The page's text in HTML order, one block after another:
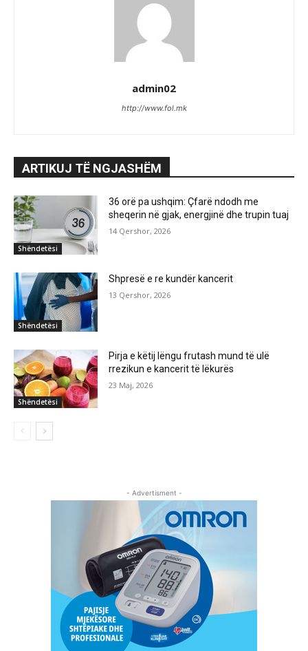
admin02
http://www.fol.mk
ARTIKUJ TË NGJASHËM
Shëndetësi
36 orë pa ushqim: Çfarë ndodh me
sheqerin në gjak, energjinë dhe trupin tuaj
14 Qershor, 2026
Shëndetësi
Shpresë e re kundër kancerit
13 Qershor, 2026
Shëndetësi
Pirja e këtij lëngu frutash mund të ulë
rrezikun e kancerit të lëkurës
23 Maj, 2026
- Advertisment -